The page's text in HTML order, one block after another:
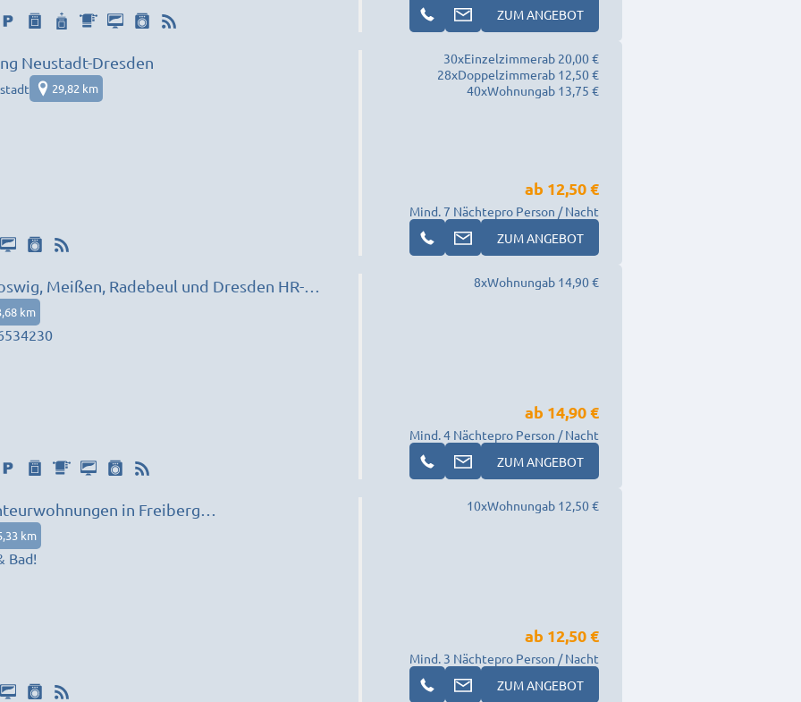
ZUM ANGEBOT
Neustadt-Dresden
29,82 km
30xEinzelzimmerab 20,00 €
28xDoppelzimmerab 12,50 €
40xWohnungab 13,75 €
Mind. 7 Nächte
ab 12,50 €
pro Person / Nacht
ZUM ANGEBOT
Meißen, Radebeul und Dresden HR-
km
8xWohnungab 14,90 €
Mind. 4 Nächte
ab 14,90 €
pro Person / Nacht
ZUM ANGEBOT
in Freiberg
km
Bad!
10xWohnungab 12,50 €
Mind. 3 Nächte
ab 12,50 €
pro Person / Nacht
ZUM ANGEBOT